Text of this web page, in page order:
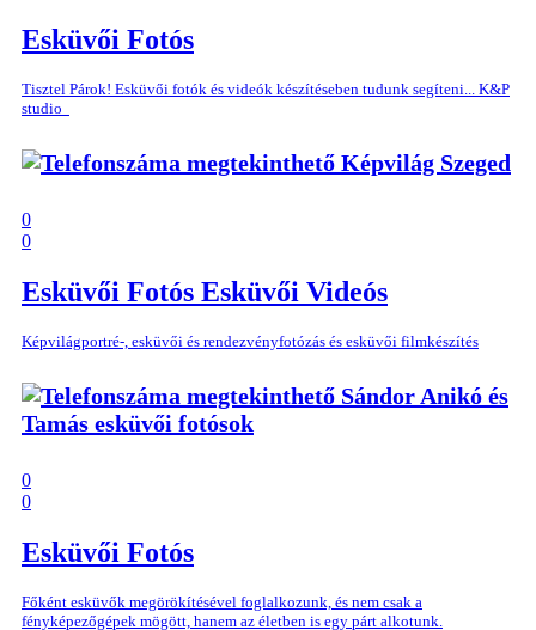
Esküvői Fotós
Tisztel Párok! Esküvői fotók és videók készítéseben tudunk segíteni... K&P
studio
Képvilág Szeged
0
0
Esküvői Fotós Esküvői Videós
Képvilágportré-, esküvői és rendezvényfotózás és esküvői filmkészítés
Sándor Anikó és
Tamás esküvői fotósok
0
0
Esküvői Fotós
Főként esküvők megörökítésével foglalkozunk, és nem csak a
fényképezőgépek mögött, hanem az életben is egy párt alkotunk.